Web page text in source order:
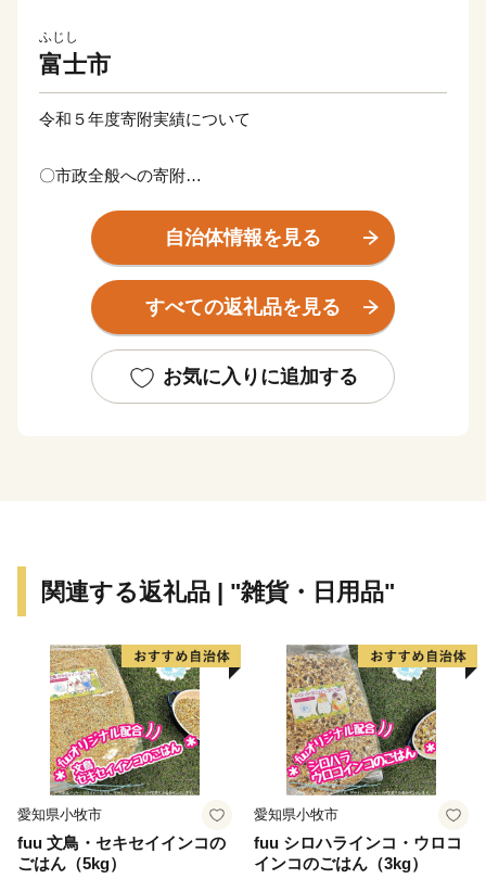
ふじし
富士市
令和５年度寄附実績について
〇市政全般への寄附
寄附総額 43億1,399万9,000円
いただいた寄附金は、富士市デジタル田園都市総合戦略
等における重点事業などに活用させていただきます。
・災害等への対策を強化し、安全・安心なまちづくり
（河川維持補修・修繕にかかる経費など）
（生活交通地域路線の維持にかかる経費など）
（観光誘客、マイクロツーリズム推進にかかる経費な
ど）
・地方創生推進（地域産業デジタル変革事業にかかる経
費など）
・地域ブランドの推進（ふるさと納税のPRにかかる経
費など）
自治体情報を見る
すべての返礼品を見る
お気に入りに追加する
関連する返礼品 | "雑貨・日用品"
愛知県小牧市
fuu 文鳥・セキセイインコの
ごはん（5kg）
愛知県小牧市
fuu シロハラインコ・ウロコ
インコのごはん（3kg）